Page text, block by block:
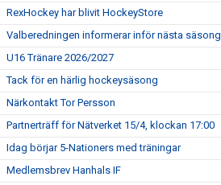
RexHockey har blivit HockeyStore
Valberedningen informerar inför nästa säsong
U16 Tränare 2026/2027
Tack för en härlig hockeysäsong
Närkontakt Tor Persson
Partnerträff för Nätverket 15/4, klockan 17:00
Idag börjar 5-Nationers med träningar
Medlemsbrev Hanhals IF